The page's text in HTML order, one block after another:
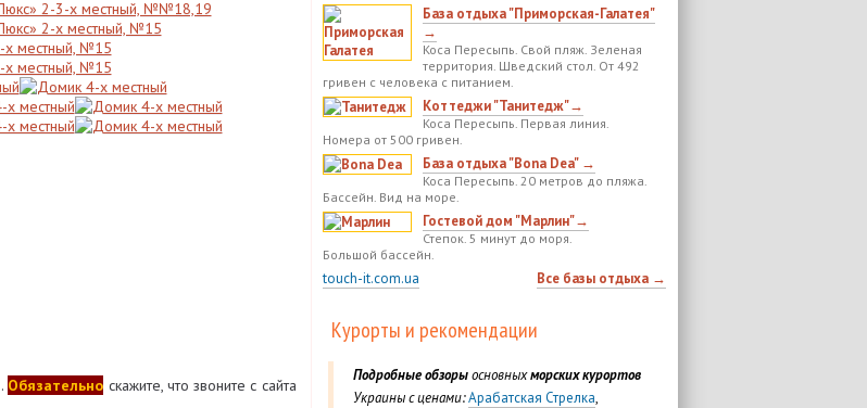
. Обязательно скажите, что звоните с сайта
База отдыха "Приморская-Галатея"
→
Коса Пересыпь. Свой пляж. Зеленая
территория. Шведский стол. От 492
гривен с человека с питанием.
Коттеджи "Танитедж"→
Коса Пересыпь. Первая линия.
Номера от 500 гривен.
База отдыха "Bona Dea" →
Коса Пересыпь. 20 метров до пляжа.
Бассейн. Вид на море.
Гостевой дом "Марлин"→
Степок. 5 минут до моря.
Большой бассейн.
Все базы отдыха →
touch-it.com.ua
Курорты и рекомендации
Подробные обзорыосновныхморских курортов
Украины с ценами: Арабатская Стрелка,